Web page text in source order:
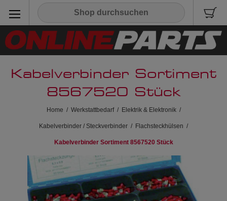
Kabelverbinder Sortiment
8567520 Stück
Home / Werkstattbedarf / Elektrik & Elektronik /
Kabelverbinder / Steckverbinder / Flachsteckhülsen /
Kabelverbinder Sortiment 8567520 Stück